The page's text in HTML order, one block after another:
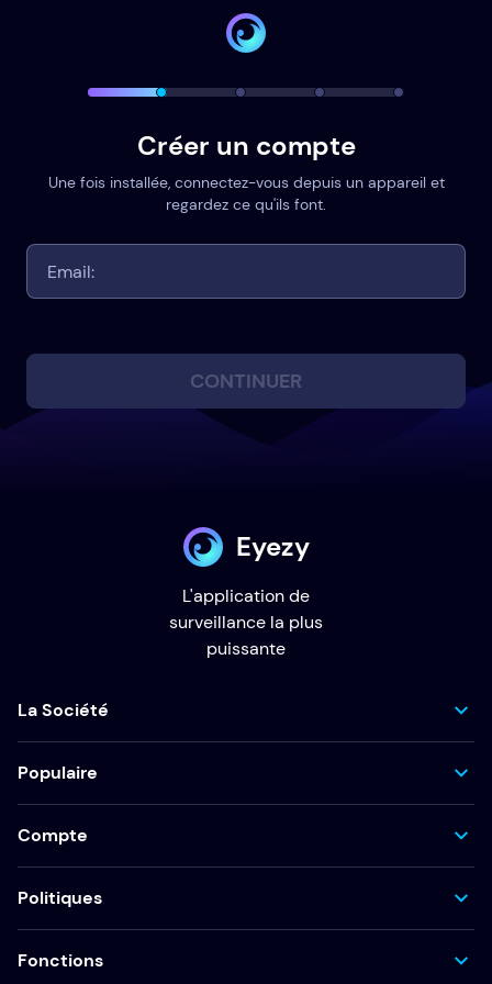
Créer un compte
Une fois installée, connectez-vous depuis un appareil et
regardez ce qu'ils font.
CONTINUER
Eyezy
L'application de
surveillance la plus
puissante
La Société
Populaire
Compte
Politiques
Fonctions